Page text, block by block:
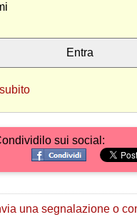
sui social:
una segnalazione o